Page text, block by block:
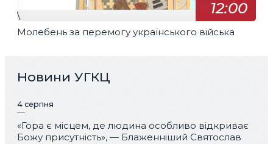
12:00
\
Молебень за перемогу українського війська
Новини УГКЦ
4 серпня
«Гора є місцем, де людина особливо відкриває
Божу присутність», — Блаженніший Святослав